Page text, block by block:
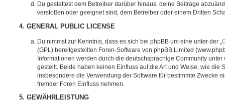
Du gestattest dem Betreiber darüber hinaus, deine Beiträge
verstoßen oder geeignet sind, dem Betreiber oder einem Dritten
4. GENERAL PUBLIC LICENSE
Du nimmst zur Kenntnis, dass es sich bei phpBB um eine unter der „
(GPL) bereitgestellten Foren-Software von phpBB Limited
Informationen werden durch die deutschsprachige Community unter
gestellt. Beide haben keinen Einfluss auf die Art und Weise, wie die
insbesondere die Verwendung der Software für bestimmte Zwecke
fremder Foren Einfluss nehmen.
5. GEWÄHRLEISTUNG